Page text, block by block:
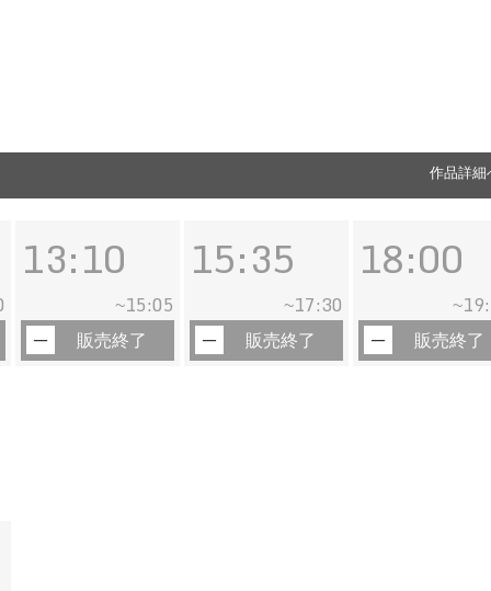
作品詳細
13:10
~15:05
販売終了
15:35
~17:30
販売終了
18:00
~
販売終了